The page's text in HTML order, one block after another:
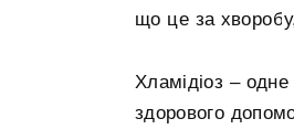
що це за хворобу,
Хламідіоз –
здорового